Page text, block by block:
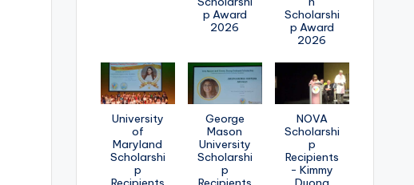
p Award
2026
Scholarshi
p Award
2026
University
of
Maryland
Scholarshi
p
George
Mason
University
Scholarshi
p
NOVA
Scholarshi
p
Recipients
- Kimmy